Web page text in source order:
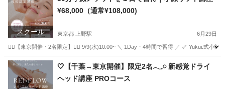
スクール
¥68,000（通常¥108,000)
東京都 上野駅 6月29日
❤️‍🔥【東京開催・2名限定】❤️‍🔥 9/9(水)10:00~ ＼ 1Day・4時間で習得 ／ 🦴 Yukui.式小
東京 墨田区 上野駅 その他 小顔
🤍【千葉→東京開催】限定2名𓂃𓈒𓏸 新感覚ドライ
ヘッド講座 PROコース